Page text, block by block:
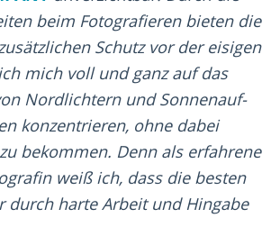
beim Fotografieren bieten die
Schutz vor der eisigen
mich voll und ganz auf das
Nordlichtern und Sonnenauf-
konzentrieren, ohne dabei
bekommen. Denn als erfahrene
weiß ich, dass die besten
durch harte Arbeit und Hingabe